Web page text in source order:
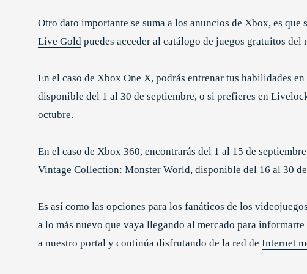
Otro dato importante se suma a los anuncios de Xbox, es
Live Gold puedes acceder al catálogo de juegos gratuitos del
En el caso de Xbox One X, podrás entrenar tus habilidades
disponible del 1 al 30 de septiembre, o si prefieres en
octubre.
En el caso de Xbox 360, encontrarás del 1 al 15 de
Vintage Collection: Monster World, disponible del 16 al 30
Es así como las opciones para los fanáticos de los
a lo más nuevo que vaya llegando al mercado para
a nuestro portal y continúa disfrutando de la red de Internet